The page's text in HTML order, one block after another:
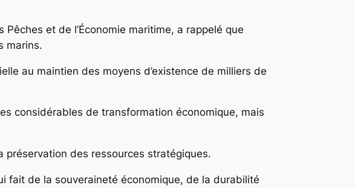
et de l’Économie maritime, a rappelé que
marins.
au maintien des moyens d’existence de milliers de
considérables de transformation économique, mais
préservation des ressources stratégiques.
fait de la souveraineté économique, de la durabilité